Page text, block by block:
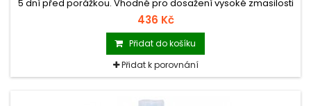
5 dní před porážkou. Vhodné pro dosažení vysoké zmasilosti
a výborného zdravotního stavu. Díky obsahu kokcidiostatika
snižuje mortalitu zvířat.
436 Kč
Přidat do košíku
Přidat k porovnání